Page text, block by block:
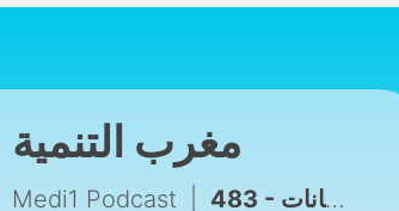
مغرب التنمية
Medi1 Podcast 483 - قطاع الزراعة بالمغرب ... بين المنجز و الرهانات